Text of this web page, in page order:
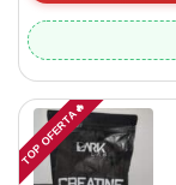
TOP OFERTA🔥